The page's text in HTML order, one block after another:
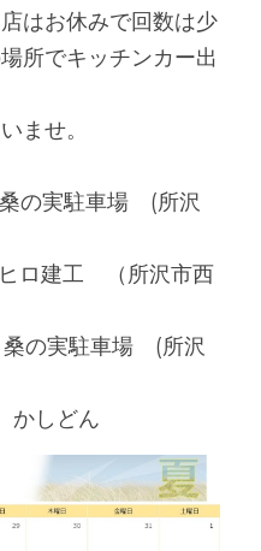
はお休みで回数は少
所でキッチンカー出
ませ。
の実駐車場　(所沢
ロ建工　（所沢市西
の実駐車場　(所沢
かしどん